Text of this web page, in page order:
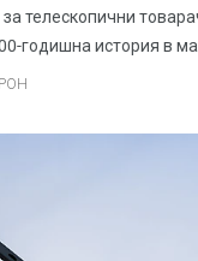
телескопични
годишна история в